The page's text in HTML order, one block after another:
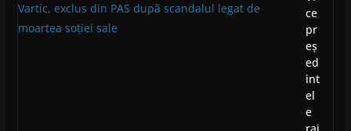
ce
pr
eș
ed
int
el
e